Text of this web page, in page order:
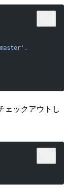
ェックアウトし